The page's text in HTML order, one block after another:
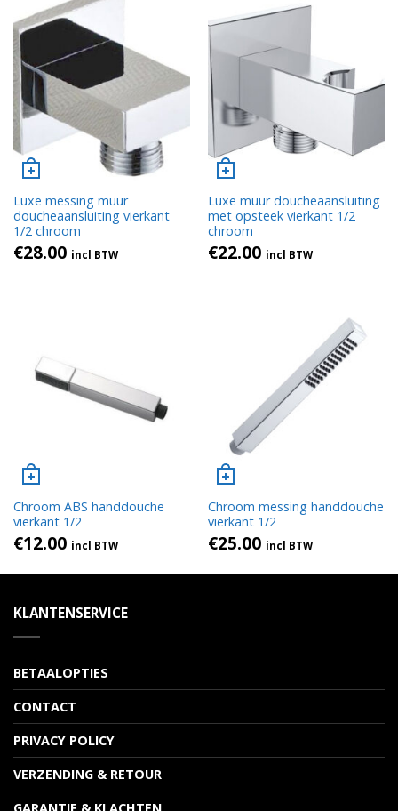
Luxe messing muur
doucheaansluiting vierkant
1/2 chroom
€28.00 incl BTW
Luxe muur doucheaansluiting
met opsteek vierkant 1/2
chroom
€22.00 incl BTW
Chroom ABS handdouche
vierkant 1/2
€12.00 incl BTW
Chroom messing handdouche
vierkant 1/2
€25.00 incl BTW
KLANTENSERVICE
BETAALOPTIES
CONTACT
PRIVACY POLICY
VERZENDING & RETOUR